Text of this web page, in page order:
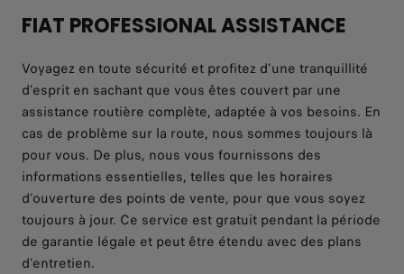
FIAT PROFESSIONAL ASSISTANCE
Voyagez en toute sécurité et profitez d'une tranquillité
d'esprit en sachant que vous êtes couvert par une
assistance routière complète, adaptée à vos besoins. En
cas de problème sur la route, nous sommes toujours là
pour vous. De plus, nous vous fournissons des
informations essentielles, telles que les horaires
d'ouverture des points de vente, pour que vous soyez
toujours à jour. Ce service est gratuit pendant la période
de garantie légale et peut être étendu avec des plans
d'entretien.